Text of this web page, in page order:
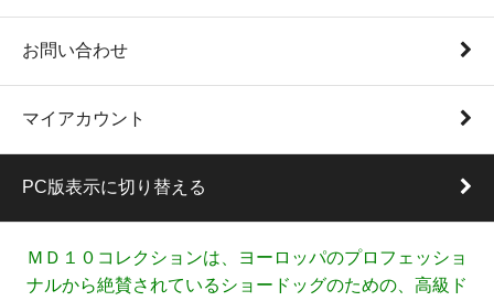
お問い合わせ
マイアカウント
PC版表示に切り替える
ＭＤ１０コレクションは、ヨーロッパのプロフェッショ
ナルから絶賛されているショードッグのための、高級ド